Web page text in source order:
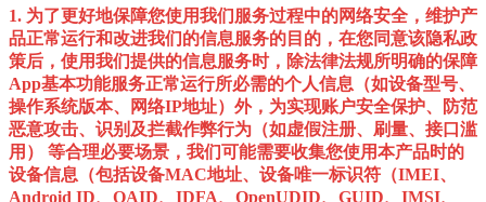
1. 为了更好地保障您使用我们服务过程中的网络安全，维护产
品正常运行和改进我们的信息服务的目的，在您同意该隐私政
策后，使用我们提供的信息服务时，除法律法规所明确的保障
App基本功能服务正常运行所必需的个人信息（如设备型号、
操作系统版本、网络IP地址）外，为实现账户安全保护、防范
恶意攻击、识别及拦截作弊行为（如虚假注册、刷量、接口滥
用） 等合理必要场景，我们可能需要收集您使用本产品时的
设备信息（包括设备MAC地址、设备唯一标识符（IMEI、
Android ID、OAID、IDFA、OpenUDID、GUID、IMSI、